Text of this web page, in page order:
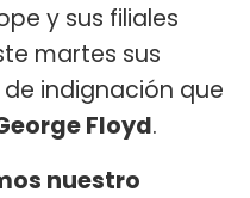
y sus filiales
martes sus
indignación que
Floyd.
nuestro